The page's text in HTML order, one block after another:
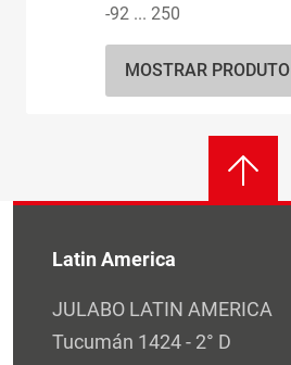
-92 ... 250
MOSTRAR PRODUTO
Latin America
JULABO LATIN AMERICA
Tucumán 1424 - 2° D